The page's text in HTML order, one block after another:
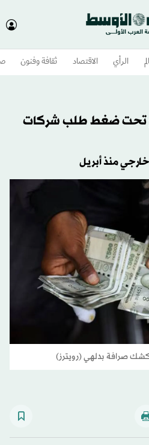
الرأي الاقتصاد ثقافة وفنون
تحت ضغط طلب شركات
منذ أبريل
صرافة بدلهي (رويترز)